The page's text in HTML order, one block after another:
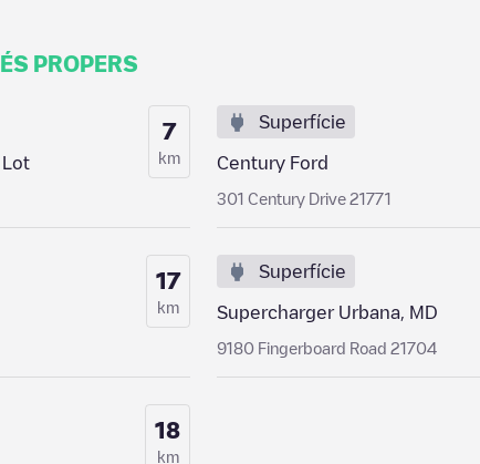
PROPERS
Lot
7
km
Superfície
Century Ford
301 Century Drive 21771
17
km
Superfície
Supercharger Urbana, MD
9180 Fingerboard Road 21704
18
km